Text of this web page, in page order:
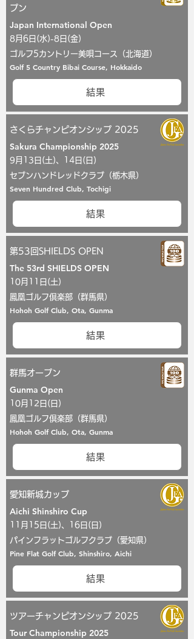
プン
Japan International Open
8月6日(水)-8日(金)
ゴルフ5カントリー美唄コース（北海道）
Golf 5 Country Bibai Course, Hokkaido
結果
さくらチャンピオンシップ 2025
Sakura Championship 2025
9月13日(土)、14日(日)
セブンハンドレッドクラブ（栃木県）
Seven Hundred Club, Tochigi
結果
第53回SHIELDS OPEN
The 53rd SHIELDS OPEN
10月11日(土)
鳳凰ゴルフ倶楽部（群馬県）
Hohoh Golf Club, Ota, Gunma
結果
群馬オープン
Gunma Open
10月12日(日)
鳳凰ゴルフ倶楽部（群馬県）
Hohoh Golf Club, Ota, Gunma
結果
愛知新城カップ
Aichi Shinshiro Cup
11月15日(土)、16日(日)
パインフラットゴルフクラブ（愛知県）
Pine Flat Golf Club, Shinshiro, Aichi
結果
ツアーチャンピオンシップ 2025
Tour Championship 2025